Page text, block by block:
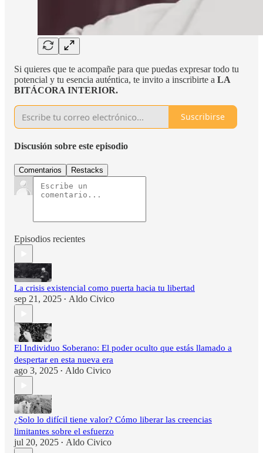
Si quieres que te acompañe para que puedas expresar todo tu
potencial y tu esencia auténtica, te invito a inscribirte a LA
BITÁCORA INTERIOR.
Suscribirse
Discusión sobre este episodio
Comentarios Restacks
Episodios recientes
La crisis existencial como puerta hacia tu libertad
sep 21, 2025 • Aldo Civico
El Individuo Soberano: El poder oculto que estás llamado a
despertar en esta nueva era
ago 3, 2025 • Aldo Civico
¿Solo lo difícil tiene valor? Cómo liberar las creencias
limitantes sobre el esfuerzo
jul 20, 2025 • Aldo Civico